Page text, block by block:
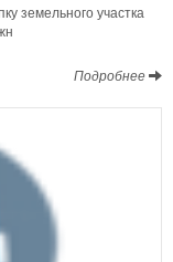
земельного участка
Подробнее